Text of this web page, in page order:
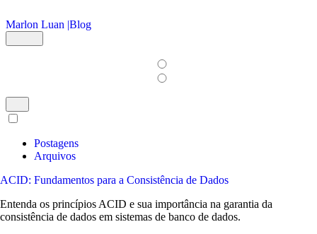
Marlon Luan |Blog
Postagens
Arquivos
ACID: Fundamentos para a Consistência de Dados
Entenda os princípios ACID e sua importância na garantia da
consistência de dados em sistemas de banco de dados.